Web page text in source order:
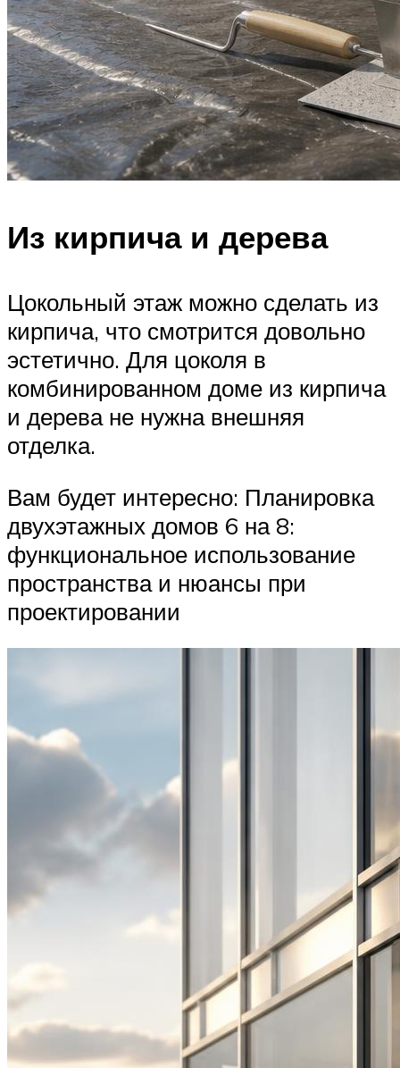
Из кирпича и дерева
Цокольный этаж можно сделать из
кирпича, что смотрится довольно
эстетично. Для цоколя в
комбинированном доме из кирпича
и дерева не нужна внешняя
отделка.
Вам будет интересно: Планировка
двухэтажных домов 6 на 8:
функциональное использование
пространства и нюансы при
проектировании